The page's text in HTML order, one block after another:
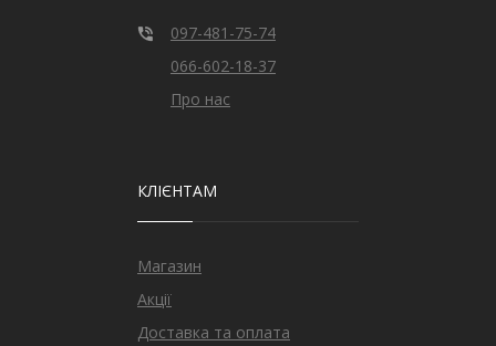
097-481-75-74
066-602-18-37
Про нас
КЛІЄНТАМ
Магазин
Акції
Доставка та оплата